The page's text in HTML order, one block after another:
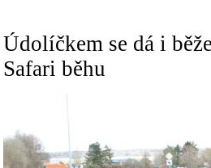
Údolíčkem se dá i
Safari běhu